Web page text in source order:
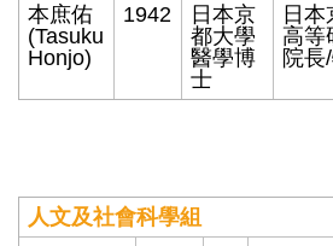
本庶佑
(Tasuku
Honjo)
1942
日本京
都大學
醫學博
士
日本
高等
院長
人文及社會科學組